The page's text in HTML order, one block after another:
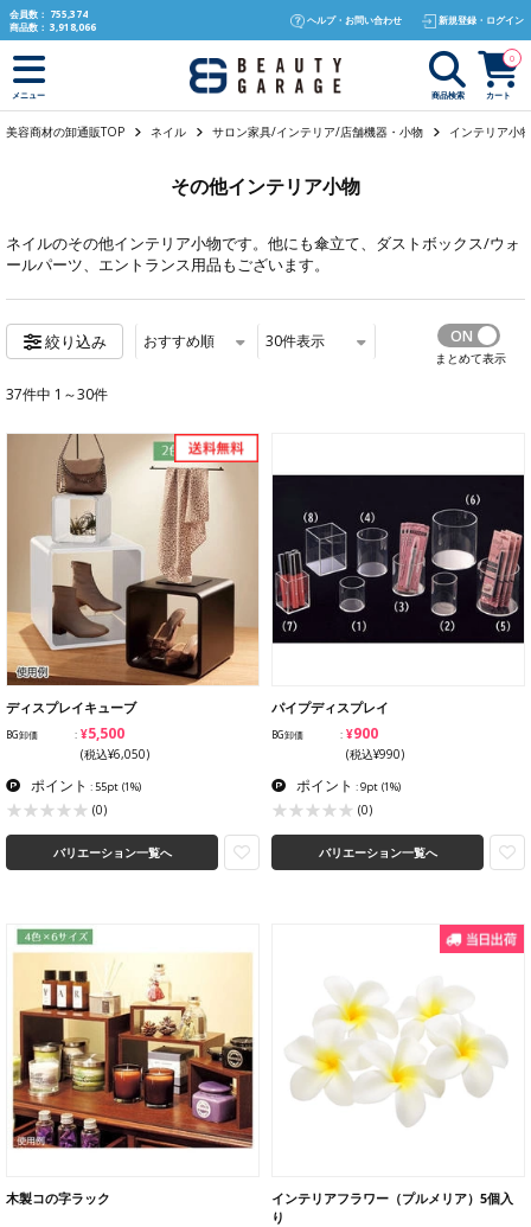
text.skipToContent
text.skipToNavigation
会員数： 755,374
商品数： 3,918,066
ヘルプ・お問い合わせ 新規登録・ログイン
メニュー 商品検索 カート
0
美容商材の卸通販TOP ネイル サロン家具/インテリア/店舗機器・小物 インテリア小物
その他インテリア小物
ネイルのその他インテリア小物です。他にも傘立て、 ダストボックス/ウォ
ールパーツ、 エントランス用品もございます。
絞り込み おすすめ順 30件表示
まとめて表示
37件中 1～30件
ディスプレイキューブ
BG卸価 ¥5,500
(税込¥6,050)
ポイント : 55pt (1%)
(0)
バリエーション一覧へ
パイプディスプレイ
BG卸価 ¥900
(税込¥990)
ポイント : 9pt (1%)
(0)
バリエーション一覧へ
木製コの字ラック
インテリアフラワー（プルメリア）5個入
り